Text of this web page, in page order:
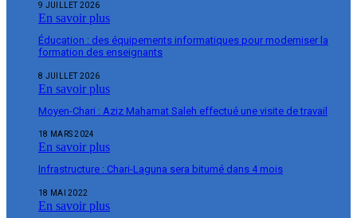
9 JUILLET 2026
En savoir plus
Éducation : des équipements informatiques pour moderniser la
formation des enseignants
8 JUILLET 2026
En savoir plus
Moyen-Chari : Aziz Mahamat Saleh effectué une visite de travail
18 MARS 2024
En savoir plus
Infrastructure : Chari-Laguna sera bitumé dans 4 mois
18 MAI 2022
En savoir plus